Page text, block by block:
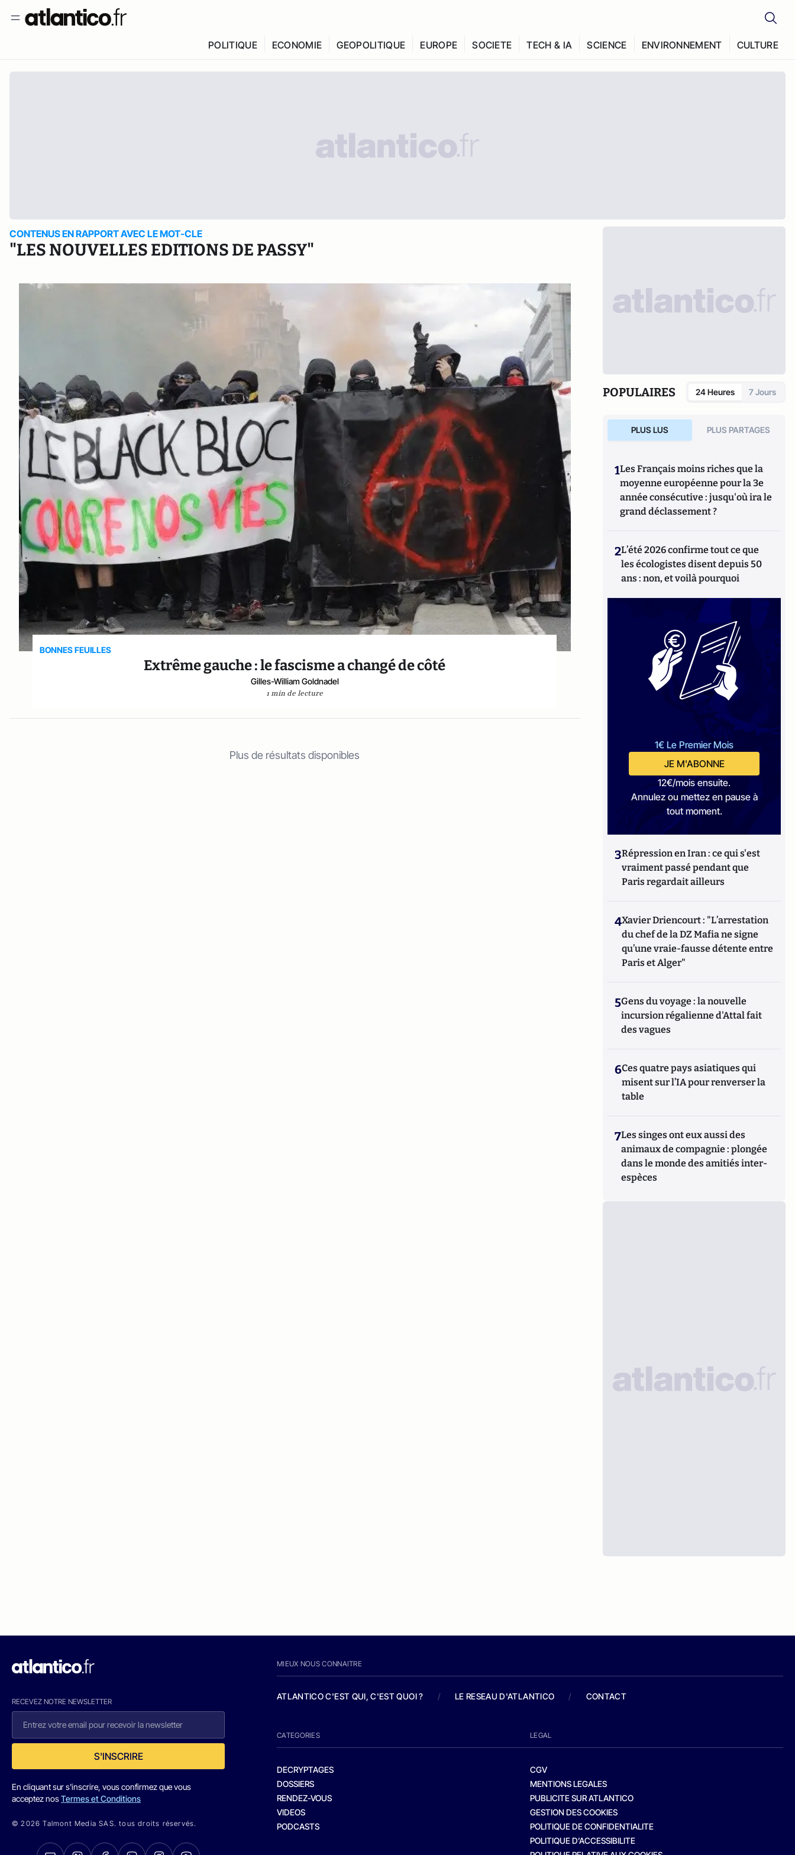
POLITIQUE ECONOMIE GEOPOLITIQUE EUROPE SOCIETE TECH & IA SCIENCE ENVIRONNEMENT CULTURE
CONTENUS EN RAPPORT AVEC LE MOT-CLE
"LES NOUVELLES EDITIONS DE PASSY"
BONNES FEUILLES
Extrême gauche : le fascisme a changé de côté
Gilles-William Goldnadel
1 min de lecture
Plus de résultats disponibles
POPULAIRES 24 Heures 7 Jours
PLUS LUS PLUS PARTAGES
1Les Français moins riches que la
moyenne européenne pour la 3e
année consécutive : jusqu'où ira le
grand déclassement ?
2L’été 2026 confirme tout ce que
les écologistes disent depuis 50
ans : non, et voilà pourquoi
1€ Le Premier Mois
JE M'ABONNE
12€/mois ensuite.
Annulez ou mettez en pause à
tout moment.
3Répression en Iran : ce qui s'est
vraiment passé pendant que
Paris regardait ailleurs
4Xavier Driencourt : "L’arrestation
du chef de la DZ Mafia ne signe
qu’une vraie-fausse détente entre
Paris et Alger"
5Gens du voyage : la nouvelle
incursion régalienne d'Attal fait
des vagues
6Ces quatre pays asiatiques qui
misent sur l’IA pour renverser la
table
7Les singes ont eux aussi des
animaux de compagnie : plongée
dans le monde des amitiés inter-
espèces
RECEVEZ NOTRE NEWSLETTER
S'INSCRIRE
En cliquant sur s'inscrire, vous confirmez que vous
acceptez nosTermes et Conditions
© 2026 Talmont Media SAS. tous droits réservés.
MIEUX NOUS CONNAITRE
ATLANTICO C'EST QUI, C'EST QUOI ? / LE RESEAU D'ATLANTICO / CONTACT
CATEGORIES
DECRYPTAGES
DOSSIERS
RENDEZ-VOUS
VIDEOS
PODCASTS
LEGAL
CGV
MENTIONS LEGALES
PUBLICITE SUR ATLANTICO
GESTION DES COOKIES
POLITIQUE DE CONFIDENTIALITE
POLITIQUE D’ACCESSIBILITE